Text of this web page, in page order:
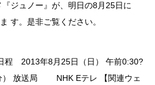
ジュノー』が、明日の8月25日に
す。是非ご覧ください。
程 2013年8月25日（日） 午前0:30?
放送局 NHK Eテレ 【関連ウェ